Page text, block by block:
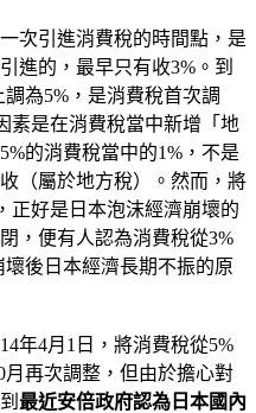
次引進消費稅的時間點，是
進的，最早只有收3%。到
為5%，是消費稅首次調
素是在消費稅當中新增「地
的消費稅當中的1%，不是
（屬於地方稅）。然而，將
正好是日本泡沫經濟崩壞的
，便有人認為消費稅從3%
壞後日本經濟長期不振的原
年4月1日，將消費稅從5%
月再次調整，但由於擔心對
最近安倍政府認為日本國內